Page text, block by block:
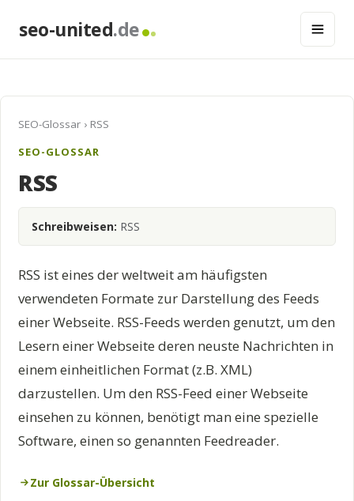
seo-united.de
SEO-Glossar › RSS
SEO-GLOSSAR
RSS
Schreibweisen: RSS
RSS ist eines der weltweit am häufigsten
verwendeten Formate zur Darstellung des Feeds
einer Webseite. RSS-Feeds werden genutzt, um den
Lesern einer Webseite deren neuste Nachrichten in
einem einheitlichen Format (z.B. XML)
darzustellen. Um den RSS-Feed einer Webseite
einsehen zu können, benötigt man eine spezielle
Software, einen so genannten Feedreader.
Zur Glossar-Übersicht